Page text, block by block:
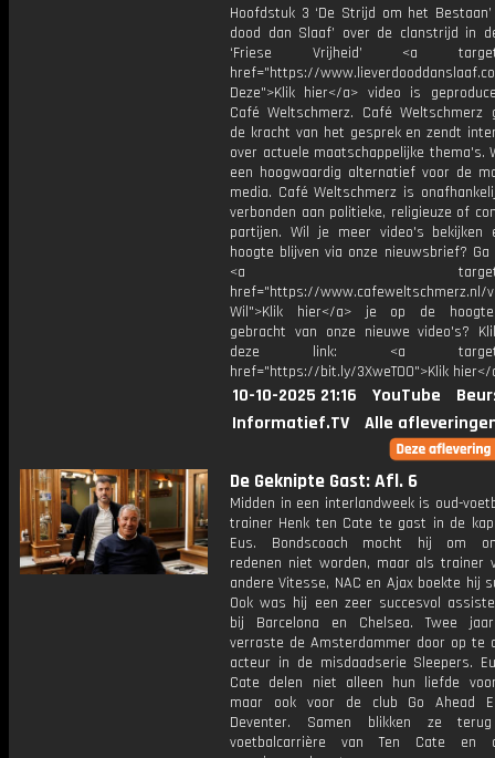
Hoofdstuk 3 ‘De Strijd om het
dood dan Slaaf’ over de clanstrijd in
‘Friese Vrijheid’ <a
href="https://
Deze">Klik hier</a> video is
Café Weltschmerz. Café Weltschmerz
de kracht van het gesprek en zendt
over actuele maatschappelijke thema's.
een hoogwaardig alternatief voor de
media. Café Weltschmerz is
verbonden aan politieke, religieuze of
partijen. Wil je meer video's bekijken
hoogte blijven via onze nieuwsbrief? Ga
<a
href="https://www.cafeweltschmerz.nl/
Wil">Klik hier</a> je op de
gebracht van onze nieuwe video's?
deze link: <a
href="https://bit.ly/3XweTO0">Klik hier</
10-10-2025 21:16 YouTube
Informatief.TV
Alle
De Geknipte Gast: Afl. 6
Midden in een interlandweek is oud-
trainer Henk ten Cate te gast in de
Eus. Bondscoach mocht hij om
redenen niet worden, maar als trainer
andere Vitesse, NAC en Ajax boekte hij
Ook was hij een zeer succesvol
bij Barcelona en Chelsea. Twee
verraste de Amsterdammer door op te
acteur in de misdaadserie Sleepers.
Cate delen niet alleen hun liefde
maar ook voor de club Go Ahead
Deventer. Samen blikken ze
voetbalcarrière van Ten Cate en